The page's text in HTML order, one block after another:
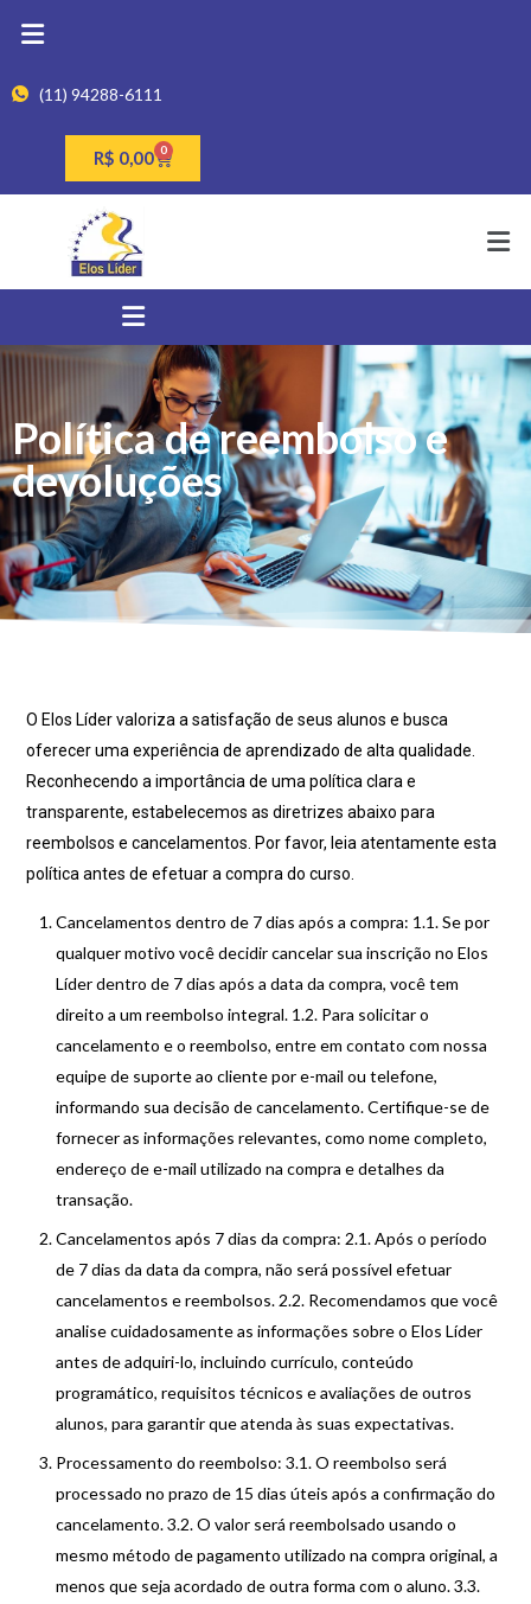
(11) 94288-6111
R$ 0,00 0
Política de reembolso e
devoluções
O Elos Líder valoriza a satisfação de seus alunos e busca
oferecer uma experiência de aprendizado de alta qualidade.
Reconhecendo a importância de uma política clara e
transparente, estabelecemos as diretrizes abaixo para
reembolsos e cancelamentos. Por favor, leia atentamente esta
política antes de efetuar a compra do curso.
Cancelamentos dentro de 7 dias após a compra: 1.1. Se por
qualquer motivo você decidir cancelar sua inscrição no Elos
Líder dentro de 7 dias após a data da compra, você tem
direito a um reembolso integral. 1.2. Para solicitar o
cancelamento e o reembolso, entre em contato com nossa
equipe de suporte ao cliente por e-mail ou telefone,
informando sua decisão de cancelamento. Certifique-se de
fornecer as informações relevantes, como nome completo,
endereço de e-mail utilizado na compra e detalhes da
transação.
Cancelamentos após 7 dias da compra: 2.1. Após o período
de 7 dias da data da compra, não será possível efetuar
cancelamentos e reembolsos. 2.2. Recomendamos que você
analise cuidadosamente as informações sobre o Elos Líder
antes de adquiri-lo, incluindo currículo, conteúdo
programático, requisitos técnicos e avaliações de outros
alunos, para garantir que atenda às suas expectativas.
Processamento do reembolso: 3.1. O reembolso será
processado no prazo de 15 dias úteis após a confirmação do
cancelamento. 3.2. O valor será reembolsado usando o
mesmo método de pagamento utilizado na compra original, a
menos que seja acordado de outra forma com o aluno. 3.3.